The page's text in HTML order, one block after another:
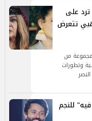
على
تتعرض
من
وتطورات
للنجم